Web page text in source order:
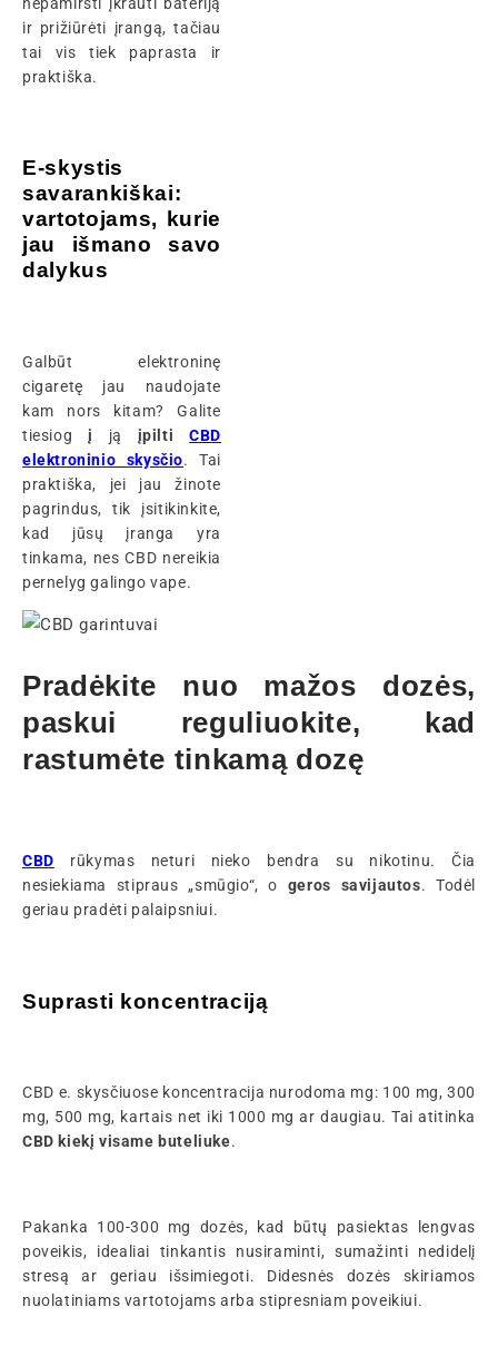
ir prižiūrėti įrangą, tačiau
tai vis tiek paprasta ir
praktiška.
E-skystis
savarankiškai:
vartotojams, kurie
jau išmano savo
dalykus
Galbūt elektroninę
cigaretę jau naudojate
kam nors kitam? Galite
tiesiogį ją įpiltiCBD
elektroninio skysčio. Tai
praktiška, jei jau žinote
pagrindus, tik įsitikinkite,
kad jūsų įranga yra
tinkama, nes CBD nereikia
pernelyg galingo vape.
Pradėkite nuo mažos dozės,
paskui reguliuokite, kad
rastumėte tinkamą dozę
CBD rūkymas neturi nieko bendra su nikotinu. Čia
nesiekiama stipraus „smūgio“, o geros savijautos. Todėl
geriau pradėti palaipsniui.
Suprasti koncentraciją
CBD e. skysčiuose koncentracija nurodoma mg: 100 mg, 300
mg, 500 mg, kartais net iki 1000 mg ar daugiau. Tai atitinka
CBD kiekį visame buteliuke.
Pakanka 100-300 mg dozės, kad būtų pasiektas lengvas
poveikis, idealiai tinkantis nusiraminti, sumažinti nedidelį
stresą ar geriau išsimiegoti. Didesnės dozės skiriamos
nuolatiniams vartotojams arba stipresniam poveikiui.